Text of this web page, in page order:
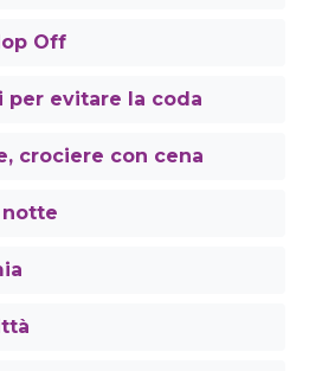
Off
per evitare la coda
crociere con cena
notte